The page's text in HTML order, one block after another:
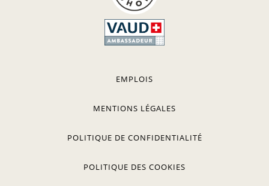
EMPLOIS
MENTIONS LÉGALES
POLITIQUE DE CONFIDENTIALITÉ
POLITIQUE DES COOKIES